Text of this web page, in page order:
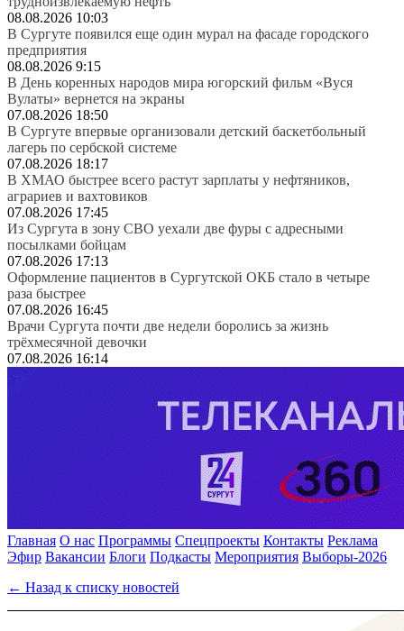
08.08.2026 10:03
В Сургуте появился еще один мурал на фасаде городского
предприятия
08.08.2026 9:15
В День коренных народов мира югорский фильм «Вуся
Вулаты» вернется на экраны
07.08.2026 18:50
В Сургуте впервые организовали детский баскетбольный
лагерь по сербской системе
07.08.2026 18:17
В ХМАО быстрее всего растут зарплаты у нефтяников,
аграриев и вахтовиков
07.08.2026 17:45
Из Сургута в зону СВО уехали две фуры с адресными
посылками бойцам
07.08.2026 17:13
Оформление пациентов в Сургутской ОКБ стало в четыре
раза быстрее
07.08.2026 16:45
Врачи Сургута почти две недели боролись за жизнь
трёхмесячной девочки
07.08.2026 16:14
Главная О нас Программы Спецпроекты Контакты Реклама
Эфир Вакансии Блоги Подкасты Мероприятия Выборы-2026
← Назад к списку новостей